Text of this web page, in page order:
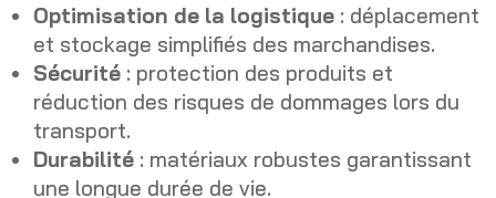
Optimisation de la logistique : déplacement
et stockage simplifiés des marchandises.
Sécurité : protection des produits et
réduction des risques de dommages lors du
transport.
Durabilité : matériaux robustes garantissant
une longue durée de vie.